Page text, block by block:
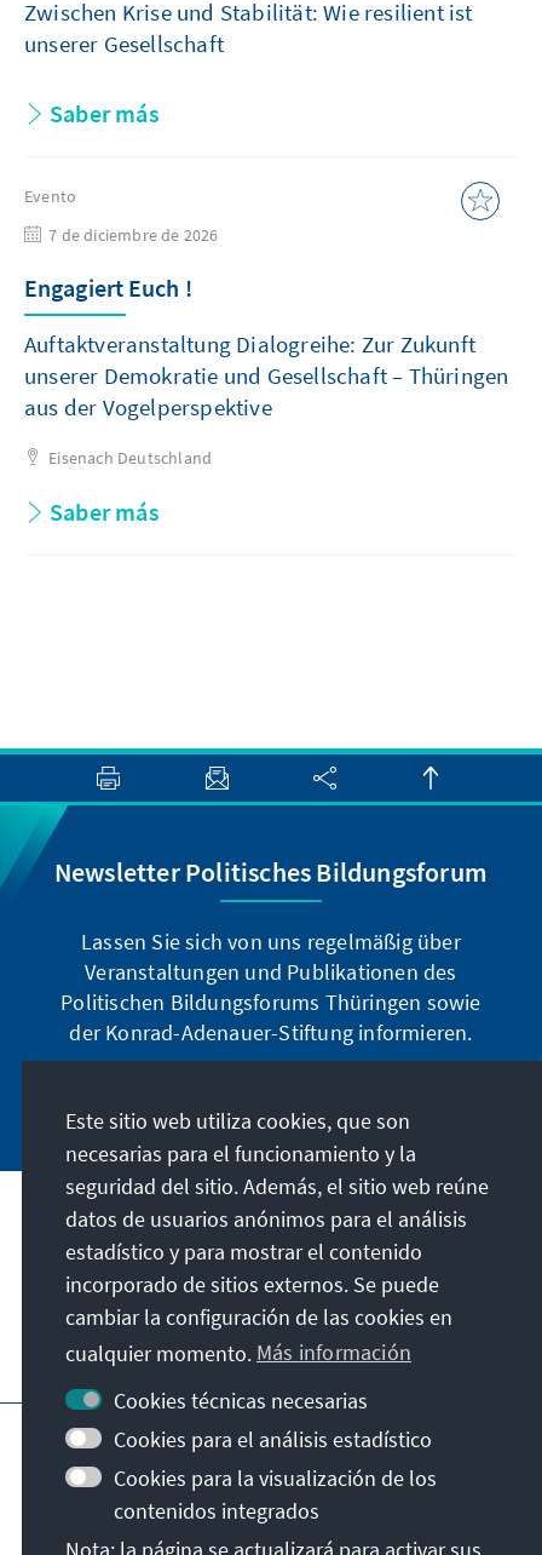
Zwischen Krise und Stabilität: Wie resilient ist
unserer Gesellschaft
Saber más
Evento
7 de diciembre de 2026
Engagiert Euch !
Auftaktveranstaltung Dialogreihe: Zur Zukunft
unserer Demokratie und Gesellschaft – Thüringen
aus der Vogelperspektive
Eisenach Deutschland
Saber más
Newsletter Politisches Bildungsforum
Lassen Sie sich von uns regelmäßig über
Veranstaltungen und Publikationen des
Politischen Bildungsforums Thüringen sowie
der Konrad-Adenauer-Stiftung informieren.
Dirección
Contacto
Visita también
Página principal de la KAS
Pie de imprenta
Condiciones de uso
Declaración sobre accesibilidad
Notificar barrera
Este sitio web utiliza cookies, que son
necesarias para el funcionamiento y la
seguridad del sitio. Además, el sitio web reúne
datos de usuarios anónimos para el análisis
estadístico y para mostrar el contenido
incorporado de sitios externos. Se puede
cambiar la configuración de las cookies en
cualquier momento. Más información
Cookies técnicas necesarias
Cookies para el análisis estadístico
Cookies para la visualización de los
contenidos integrados